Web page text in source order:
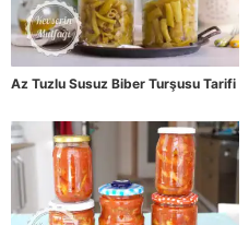
Az Tuzlu Susuz Biber Turşusu Tarifi